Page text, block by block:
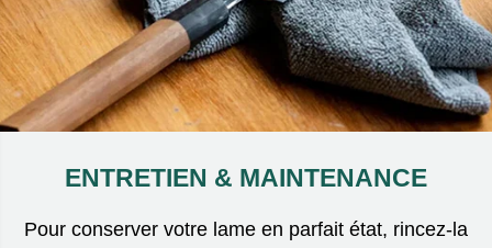
ENTRETIEN & MAINTENANCE
Pour conserver votre lame en parfait état, rincez-la